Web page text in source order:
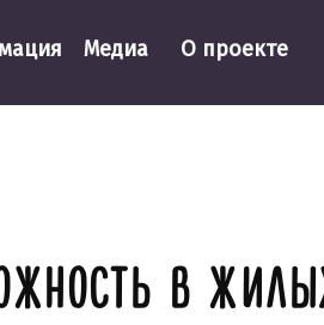
Медиа О проекте
В